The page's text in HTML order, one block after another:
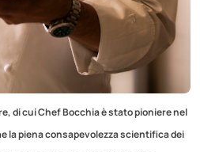
di cui Chef Bocchia è stato pioniere nel
la piena consapevolezza scientifica dei